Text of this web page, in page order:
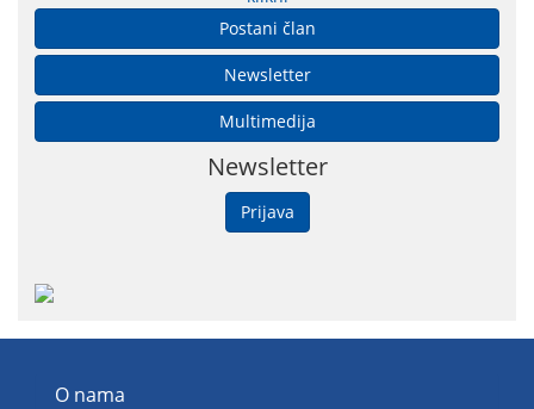
Postani član
Newsletter
Multimedija
Newsletter
Prijava
O nama